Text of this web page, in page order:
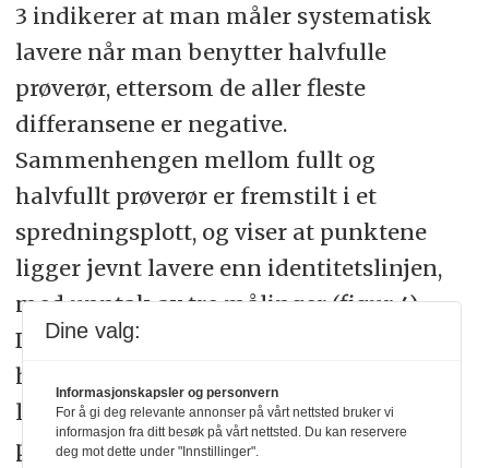
3 indikerer at man måler systematisk
lavere når man benytter halvfulle
prøverør, ettersom de aller fleste
differansene er negative.
Sammenhengen mellom fullt og
halvfullt prøverør er fremstilt i et
spredningsplott, og viser at punktene
ligger jevnt lavere enn identitetslinjen,
med unntak av tre målinger (figur 4).
Dette betyr at konsentrasjonene målt i
halvfulle prøverør i all hovedsak var
lavere enn konsentrasjonene i fulle
prøverør, noe som samsvarer med
Dine valg:
Informasjonskapsler og personvern
For å gi deg relevante annonser på vårt nettsted bruker vi
informasjon fra ditt besøk på vårt nettsted. Du kan reservere
deg mot dette under "Innstillinger".